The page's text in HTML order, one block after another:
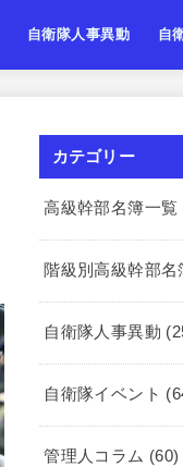
自衛隊人事異動 自
カテゴリー
高級幹部名簿一覧
階級別高級幹部名
自衛隊人事異動
自衛隊イベント
管理人コラム (60)